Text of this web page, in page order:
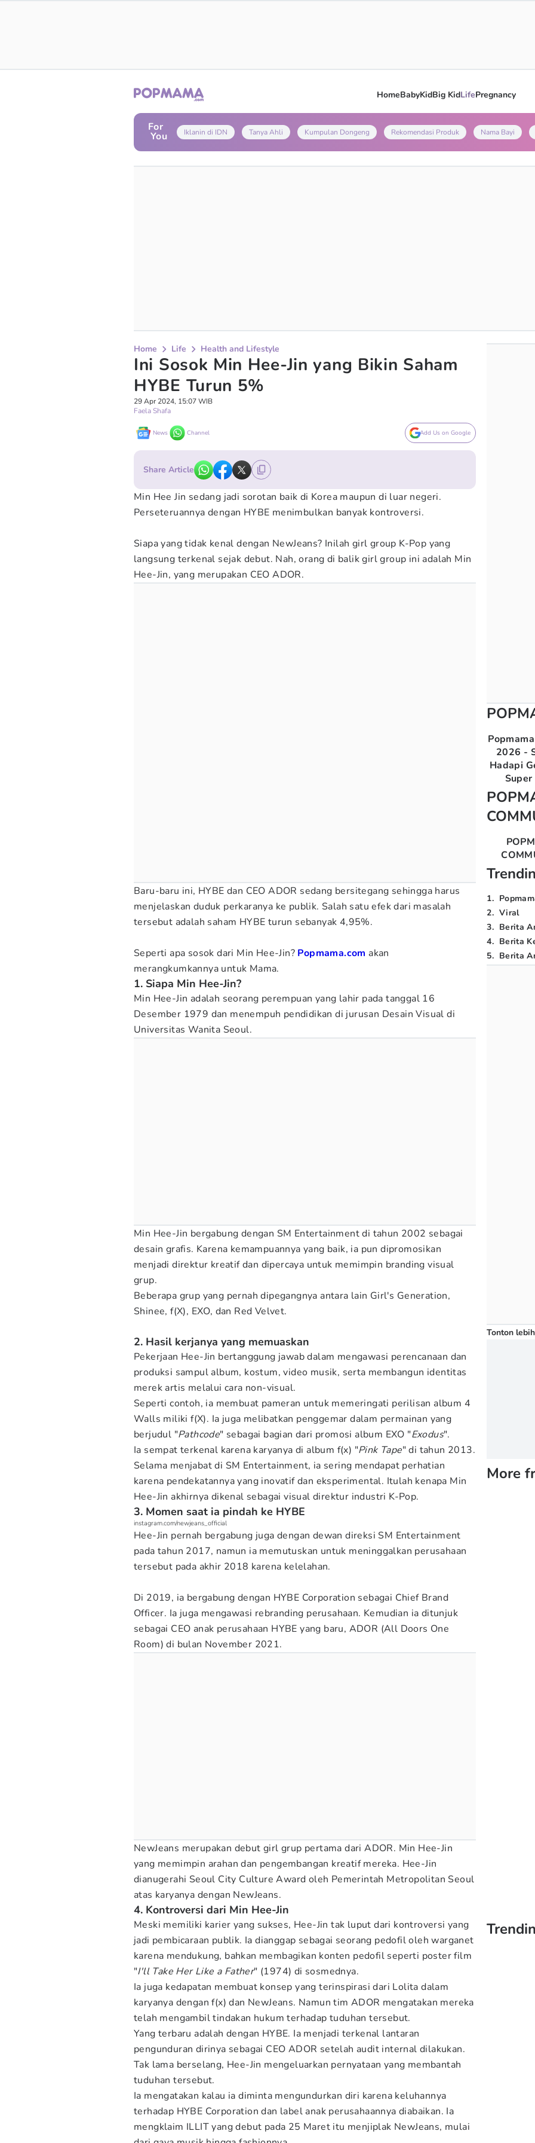
HomeBabyKidBig KidLifePregnancy
For
You Iklanin di IDN Tanya Ahli Kumpulan Dongeng Rekomendasi Produk Nama Bayi
Home Life Health and Lifestyle
Ini Sosok Min Hee-Jin yang Bikin Saham
HYBE Turun 5%
29 Apr 2024, 15:07 WIB
Faela Shafa
News Channel Add Us on Google
Share Article
Min Hee Jin sedang jadi sorotan baik di Korea maupun di luar negeri.
Perseteruannya dengan HYBE menimbulkan banyak kontroversi.
Siapa yang tidak kenal dengan NewJeans? Inilah girl group K-Pop yang
langsung terkenal sejak debut. Nah, orang di balik girl group ini adalah Min
Hee-Jin, yang merupakan CEO ADOR.
Baru-baru ini, HYBE dan CEO ADOR sedang bersitegang sehingga harus
menjelaskan duduk perkaranya ke publik. Salah satu efek dari masalah
tersebut adalah saham HYBE turun sebanyak 4,95%.
Seperti apa sosok dari Min Hee-Jin? Popmama.com akan
merangkumkannya untuk Mama.
1. Siapa Min Hee-Jin?
Min Hee-Jin adalah seorang perempuan yang lahir pada tanggal 16
Desember 1979 dan menempuh pendidikan di jurusan Desain Visual di
Universitas Wanita Seoul.
Min Hee-Jin bergabung dengan SM Entertainment di tahun 2002 sebagai
desain grafis. Karena kemampuannya yang baik, ia pun dipromosikan
menjadi direktur kreatif dan dipercaya untuk memimpin branding visual
grup.
Beberapa grup yang pernah dipegangnya antara lain Girl's Generation,
Shinee, f(X), EXO, dan Red Velvet.
2. Hasil kerjanya yang memuaskan
Pekerjaan Hee-Jin bertanggung jawab dalam mengawasi perencanaan dan
produksi sampul album, kostum, video musik, serta membangun identitas
merek artis melalui cara non-visual.
Seperti contoh, ia membuat pameran untuk memeringati perilisan album 4
Walls miliki f(X). Ia juga melibatkan penggemar dalam permainan yang
berjudul "Pathcode" sebagai bagian dari promosi album EXO "Exodus".
Ia sempat terkenal karena karyanya di album f(x) "Pink Tape" di tahun 2013.
Selama menjabat di SM Entertainment, ia sering mendapat perhatian
karena pendekatannya yang inovatif dan eksperimental. Itulah kenapa Min
Hee-Jin akhirnya dikenal sebagai visual direktur industri K-Pop.
3. Momen saat ia pindah ke HYBE
instagram.com/newjeans_official
Hee-Jin pernah bergabung juga dengan dewan direksi SM Entertainment
pada tahun 2017, namun ia memutuskan untuk meninggalkan perusahaan
tersebut pada akhir 2018 karena kelelahan.
Di 2019, ia bergabung dengan HYBE Corporation sebagai Chief Brand
Officer. Ia juga mengawasi rebranding perusahaan. Kemudian ia ditunjuk
sebagai CEO anak perusahaan HYBE yang baru, ADOR (All Doors One
Room) di bulan November 2021.
NewJeans merupakan debut girl grup pertama dari ADOR. Min Hee-Jin
yang memimpin arahan dan pengembangan kreatif mereka. Hee-Jin
dianugerahi Seoul City Culture Award oleh Pemerintah Metropolitan Seoul
atas karyanya dengan NewJeans.
4. Kontroversi dari Min Hee-Jin
Meski memiliki karier yang sukses, Hee-Jin tak luput dari kontroversi yang
jadi pembicaraan publik. Ia dianggap sebagai seorang pedofil oleh warganet
karena mendukung, bahkan membagikan konten pedofil seperti poster film
"I'll Take Her Like a Father" (1974) di sosmednya.
Ia juga kedapatan membuat konsep yang terinspirasi dari Lolita dalam
karyanya dengan f(x) dan NewJeans. Namun tim ADOR mengatakan mereka
telah mengambil tindakan hukum terhadap tuduhan tersebut.
Yang terbaru adalah dengan HYBE. Ia menjadi terkenal lantaran
pengunduran dirinya sebagai CEO ADOR setelah audit internal dilakukan.
Tak lama berselang, Hee-Jin mengeluarkan pernyataan yang membantah
tuduhan tersebut.
Ia mengatakan kalau ia diminta mengundurkan diri karena keluhannya
terhadap HYBE Corporation dan label anak perusahaannya diabaikan. Ia
mengklaim ILLIT yang debut pada 25 Maret itu menjiplak NewJeans, mulai
2026 -
Hadapi
1.
2. Viral
3. Berita
4. Berita
5. Berita
Tonton
More